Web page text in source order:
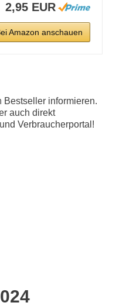
2,95 EUR
Amazon anschauen
Bestseller informieren.
auch direkt
Verbraucherportal!